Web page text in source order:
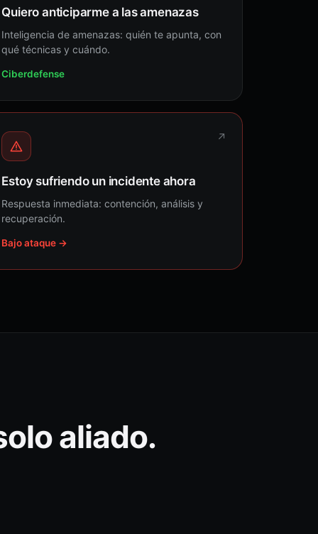
Quiero anticiparme a las amenazas
Inteligencia de amenazas: quién te apunta, con
qué técnicas y cuándo.
Ciberdefense
↗
Estoy sufriendo un incidente ahora
Respuesta inmediata: contención, análisis y
recuperación.
Bajo ataque →
aliado.